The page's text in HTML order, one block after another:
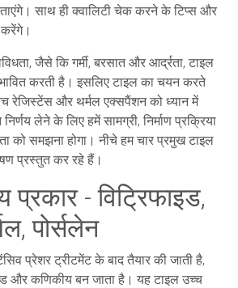
साथ ही क्वालिटी चेक करने के टिप्स और
करेंगे।
जैसे कि गर्मी, बरसात और आर्द्रता, टाइल
करती है। इसलिए टाइल का चयन करते
रेजिस्टेंस और थर्मल एक्सपैंशन को ध्यान में
लेने के लिए हमें सामग्री, निर्माण प्रक्रिया
को समझना होगा। नीचे हम चार प्रमुख टाइल
प्रस्तुत कर रहे हैं।
- विट्रिफाइड,
पोर्सलेन
प्रेशर ट्रीटमेंट के बाद तैयार की जाती है,
और कणिकीय बन जाता है। यह टाइल उच्च